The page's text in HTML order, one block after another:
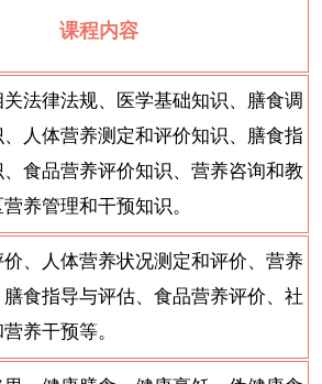
课程内容
法律法规、 医学基础知识、 膳食调
人体营养测定和评价知识、 膳食指
食品营养评价知识、 营养咨询和教
养管理和干预知识。
、 人体营养状况测定和评价、 营养
膳食指导与评估、 食品营养评价、 社
养干预等。